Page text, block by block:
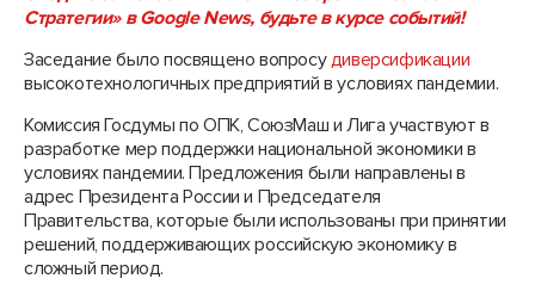
Стратегии» в Google News, будьте в курсе событий!
Заседание было посвящено вопросудиверсификации
высокотехнологичных предприятий в условиях пандемии.
Комиссия Госдумы по ОПК, СоюзМаш и Лига участвуют в
разработке мер поддержки национальной экономики в
условиях пандемии. Предложения были направлены в
адрес Президента России и Председателя
Правительства, которые были использованы при принятии
решений, поддерживающих российскую экономику в
сложный период.